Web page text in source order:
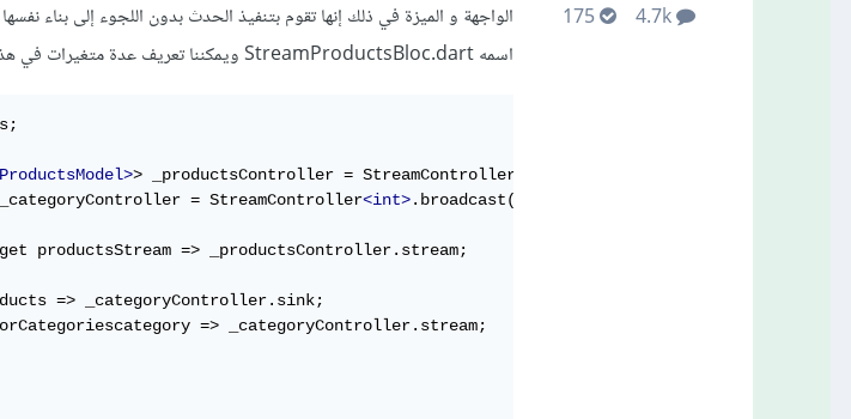
4.7k
175
الواجهة و الميزة في ذلك إنها تقوم بتنفيذ الحدث بدون اللجوء إلى بناء
اسمه StreamProductsBloc.dart ويمكننا تعريف عدة متغيرات في هذا الملف بهذا الشكل
> _productsController = StreamController<List
_categoryController = StreamController<int>.broadcast();
productsStream => _productsController.stream;
=> _categoryController.sink;
=> _categoryController.stream;